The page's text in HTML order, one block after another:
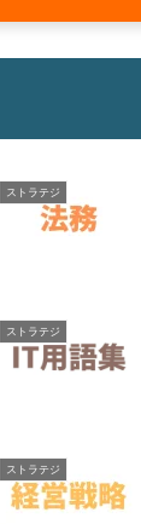
ストラテジ
ストラテジ
ストラテジ